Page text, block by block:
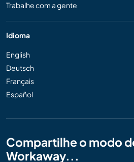
Trabalhe com a gente
Idioma
English
Deutsch
Français
Español
Compartilhe o modo
Workaway...